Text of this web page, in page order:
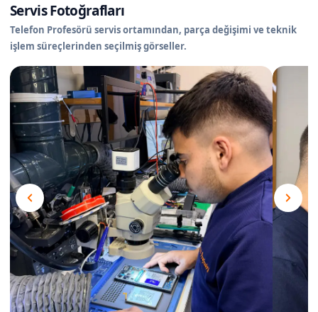
Servis Fotoğrafları
Telefon Profesörü servis ortamından, parça değişimi ve teknik
işlem süreçlerinden seçilmiş görseller.